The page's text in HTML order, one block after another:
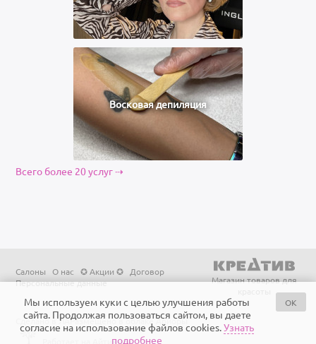
Восковая депиляция
Всего более 20 услуг ⇢
Салоны О нас ✪ Акции ✪ Договор
Персональные данные
Магазин товаров для
Сделано в ЛАРазмещено в облаке Ариоры
Работает на Айтинити
Мы используем куки с целью улучшения работы
сайта. Продолжая пользоваться сайтом, вы даете
согласие на использование файлов cookies.Узнать
подробнее
OK